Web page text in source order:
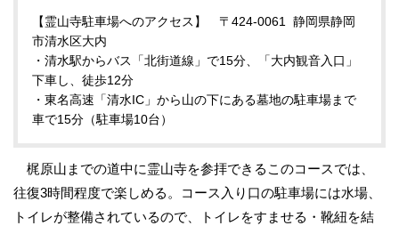
【霊山寺駐車場へのアクセス】 〒424-0061 静岡県静岡
市清水区大内
・清水駅からバス「北街道線」で15分、「大内観音入口」
下車し、徒歩12分
・東名高速「清水IC」から山の下にある墓地の駐車場まで
車で15分（駐車場10台）
梶原山までの道中に霊山寺を参拝できるこのコースでは、
往復3時間程度で楽しめる。コース入り口の駐車場には水場、
トイレが整備されているので、トイレをすませる・靴紐を結